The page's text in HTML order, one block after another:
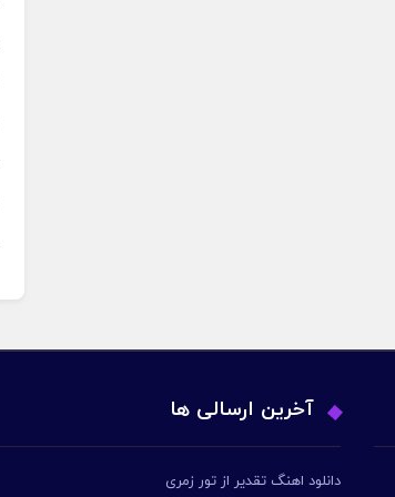
آخرین ارسالی ها
دانلود اهنگ تقدیر از تور زمری